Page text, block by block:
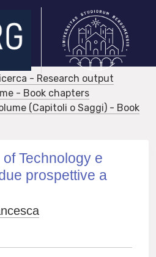
- Research output
- Book chapters
(Capitoli o Saggi) - Book
Technology e
prospettive a